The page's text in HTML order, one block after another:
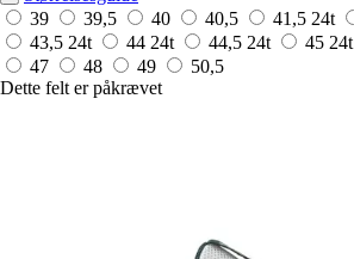
39
39,5 40 40,5 41,5 24t
43,5 24t 44 24t 44,5 24t 45 24t
47
48 49
50,5
Dette felt er påkrævet